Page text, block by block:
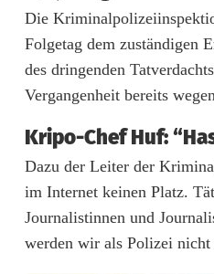
s
s
u
n
d
H
Die
Folgetag dem zuständigen
des dringenden
Vergangenheit bereits
Kripo-Chef Huf:
Dazu der Leiter der
im Internet keinen Platz.
Journalistinnen und
werden wir als Polizei nicht